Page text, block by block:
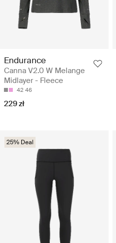
Endurance
Canna V2.0 W Melange
Midlayer - Fleece
42 46
229 zł
25% Deal